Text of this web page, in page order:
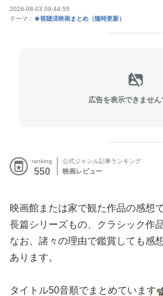
2026-08-03 09:44:55
テーマ： ★視聴済映画まとめ（随時更新）
広告を表示できません
ranking
550
公式ジャンル記事ランキング
映画レビュー
映画館または家で観た作品の感想で
長篇シリーズもの、クラシック作
なお、諸々の理由で鑑賞しても感
あります。
タイトル50音順でまとめています